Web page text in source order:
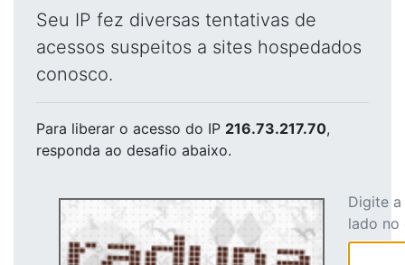
Seu IP fez diversas tentativas de
acessos suspeitos a sites hospedados
conosco.
Para liberar o acesso do IP 216.73.217.70,
responda ao desafio abaixo.
Digite
lado no